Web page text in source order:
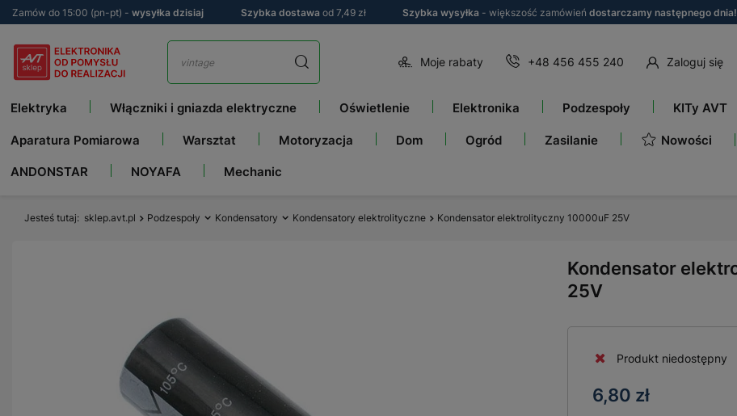
Zamów do 15:00 (pn-pt) - wysyłka dzisiaj Szybka dostawa od 7,49 zł Szybka wysyłka - większość zamówień dostarczamy następnego dnia!
Moje rabaty +48 456 455 240 Zaloguj się
Elektryka Włączniki i gniazda elektryczne Oświetlenie Elektronika Podzespoły KITy AVT
Aparatura Pomiarowa Warsztat Motoryzacja Dom Ogród Zasilanie Nowości
ANDONSTAR NOYAFA Mechanic
Jesteś tutaj sklep.avt.pl Podzespoły Kondensatory Kondensatory elektrolityczne Kondensator elektrolityczny 10000uF 25V
Kondensator
25V
Produkt niedostępny
6,80 zł